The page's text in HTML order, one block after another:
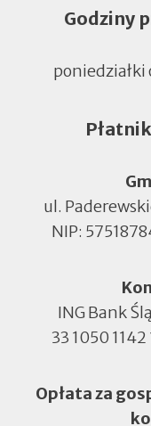
Godziny
poniedziałki
ul.
NIP:
ING Bank
33 1050
Opłata za